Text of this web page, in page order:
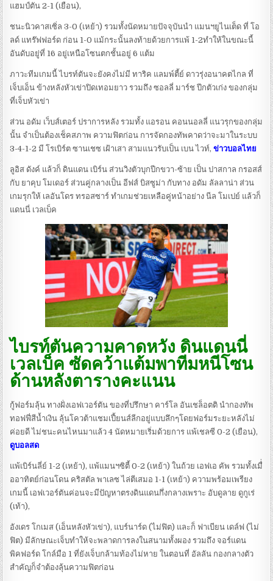
แฮมป์ตัน 2-1 (เยือน),
ชนะนิวคาสเซิ่ล 3-0 (เหย้า) รวมทั้งนัดหมายปัจจุบันนำ แมนฯยูไนเต็ด ที่ โอ
ลด์ แทร๊ฟฟอร์ด ก่อน 1-0 แม้กระนั้นลงท้ายด้วยการแพ้ 1-2ทำให้ในขณะนี้
อันดับอยู่ที่ 16 อยู่เหนือโซนตกชั้นอยู่ 6 แต้ม
ภาวะทีมเกมนี้ ไบรท์ตันจะยังคงไม่มี ทาริค แลมพ์ตี้ย์ ดาวรุ่งอนาคตไกล ที่
เจ็บเอ็น ข้างหลังหัวเข่าปิดเทอมยาว รวมถึง ซอลลี่ มาร์ช ปีกตัวเก่ง ของกลุ่ม
ที่เจ็บหัวเข่า
ส่วน อดัม เว็บส์เตอร์ ปราการหลัง รวมทั้ง แอรอน คอนนอลลี่ แนวรุกของกลุ่ม
นั้น จำเป็นต้องเช็คสภาพ ความฟิตก่อน การจัดกองทัพคาดว่าจะมาในระบบ
3-4-1-2 มี โรเบิร์ต ซานเชซ เฝ้าเสา สามแนวรับเป็น เบน ไวท์,ข่าวบอลไทย
ลูอิส ดังค์ แล้วก็ ดินแดน เบิร์น ส่วนวิงตัวบุกปีกขวา-ซ้าย เป็น ปาสกาล กรอสส์
กับ ยาคุบ โมเดอร์ ส่วนคู่กลางเป็น อีฟส์ บิสซูม่า กับทาง อดัม ลัลลาน่า ส่วน
เกมรุกให้ เลอันโดร ทรอสซาร์ ทำเกมช่วยเหลือคู่หน้าอย่าง นีล โมเปย์ แล้วก็
แดนนี่ เวลเบ็ค
ไบรท์ตันความคาดหวัง ดินแดนนี่
เวลเบ็ค ซัดคว้าแต้มพาทีมหนีโซน
ด้านหลังตารางคะแนน
กู้ฟอร์มลุ้น ทางฝั่งเอฟเวอร์ตัน ของที่ปรึกษา คาร์โล อันเชล็อตติ นำกองทัพ
ทอฟฟี่สีน้ำเงิน ลุ้นโควต้าแชมเปี้ยนส์ลีกอยู่แบบลึกๆโดยฟอร์มระยะหลังไม่
ค่อยดี ไม่ชนะคนไหนมาแล้ว 4 นัดหมายเริ่มด้วยการ แพ้เชลซี 0-2 (เยือน),
ดูบอลสด
แพ้เบิร์นลี่ย์ 1-2 (เหย้า), แพ้แมนฯซิตี้ 0-2 (เหย้า) ในถ้วย เอฟเอ คัพ รวมทั้งเมื่่
ออาทิตย์ก่อนโดน คริสตัล พาเลซ ไล่ตีเสมอ 1-1 (เหย้า) ความพร้อมเพรียง
เกมนี้ เอฟเวอร์ตันค่อนจะมีปัญหาตรงดินแดนกึ่งกลางเพราะ อับดูลาย ดูกูเร่
(เท้า),
อังเดร โกเมส (เอ็นหลังหัวเข่า), แบร์นาร์ด (ไม่ฟิต) และก็ ฟาเบียน เดล์ฟ (ไม่
ฟิต) มีลักษณะเจ็บทำให้จะพลาดการลงในสนามทั้งผอง รวมถึง จอร์แดน
พิคฟอร์ด โกล์มือ 1 ที่ยังเจ็บกล้ามท้องไม่หาย ในตอนที่ อัลลัน กองกลางตัว
สำคัญก็จำต้องลุ้นความฟิตก่อน